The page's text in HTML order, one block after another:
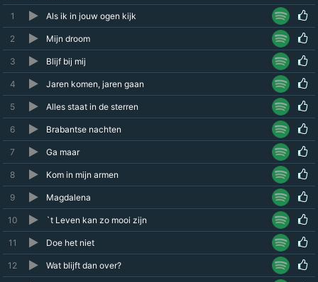
1 Als ik in jouw ogen kijk
2 Mijn droom
3 Blijf bij mij
4 Jaren komen, jaren gaan
5 Alles staat in de sterren
6 Brabantse nachten
7 Ga maar
8 Kom in mijn armen
9 Magdalena
10 `t Leven kan zo mooi zijn
11 Doe het niet
12 Wat blijft dan over?